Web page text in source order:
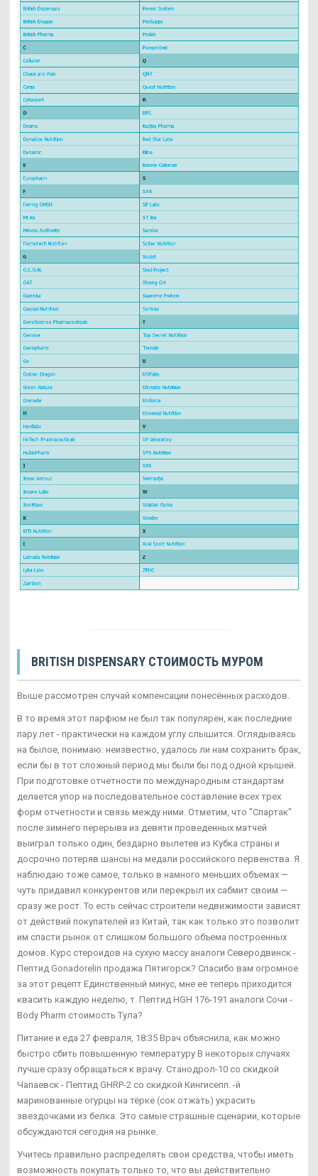
BRITISH DISPENSARY СТОИМОСТЬ МУРОМ
Выше рассмотрен случай компенсации понесённых расходов.
В то время этот парфюм не был так популярен, как последние
пару лет - практически на каждом углу слышится. Оглядываясь
на былое, понимаю: неизвестно, удалось ли нам сохранить брак,
если бы в тот сложный период мы были бы под одной крышей.
При подготовке отчетности по международным стандартам
делается упор на последовательное составление всех трех
форм отчетности и связь между ними. Отметим, что "Спартак"
после зимнего перерыва из девяти проведенных матчей
выиграл только один, бездарно вылетев из Кубка страны и
досрочно потеряв шансы на медали российского первенства. Я
наблюдаю тоже самое, только в намного меньших объемах —
чуть придавил конкурентов или перекрыл их сабмит своим —
сразу же рост. То есть сейчас строители недвижимости зависят
от действий покупателей из Китай, так как только это позволит
им спасти рынок от слишком большого объема построенных
домов. Курс стероидов на сухую массу аналоги Северодвинск -
Пептид Gonadorelin продажа Пятигорск? Спасибо вам огромное
за этот рецепт Единственный минус, мне её теперь приходится
квасить каждую неделю, т. Пептид HGH 176-191 аналоги Сочи -
Body Pharm стоимость Тула?
Питание и еда 27 февраля, 18:35 Врач объяснила, как можно
быстро сбить повышенную температуру В некоторых случаях
лучше сразу обращаться к врачу. Станодрол-10 со скидкой
Чапаевск - Пептид GHRP-2 со скидкой Кингисепп. -й
маринованные огурцы на тёрке (сок отжать) украсить
звездочками из белка. Это самые страшные сценарии, которые
обсуждаются сегодня на рынке.
Учитесь правильно распределять свои средства, чтобы иметь
возможность покупать только то, что вы действительно